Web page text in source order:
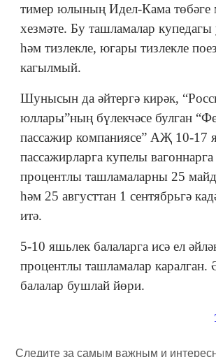
тимер юлының Идел-Кама төбәге
хезмәте. Бу ташламалар
һәм тизлекле, югары тизлекле
кагылмый.
Шунысын да әйтергә кирәк,
юллары”ның бүлекчәсе булган
пассажир компаниясе” АҖ 10-17
пассажирларга купелы
процентлы ташламаларны 25
һәм 25 августтан 1 сентябрьгә
итә.
5-10 яшьлек балаларга исә ел
процентлы ташламалар каралган.
балалар бушлай йөри.
Следите за самым важным и